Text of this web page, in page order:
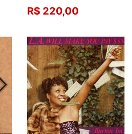
R$ 220,00